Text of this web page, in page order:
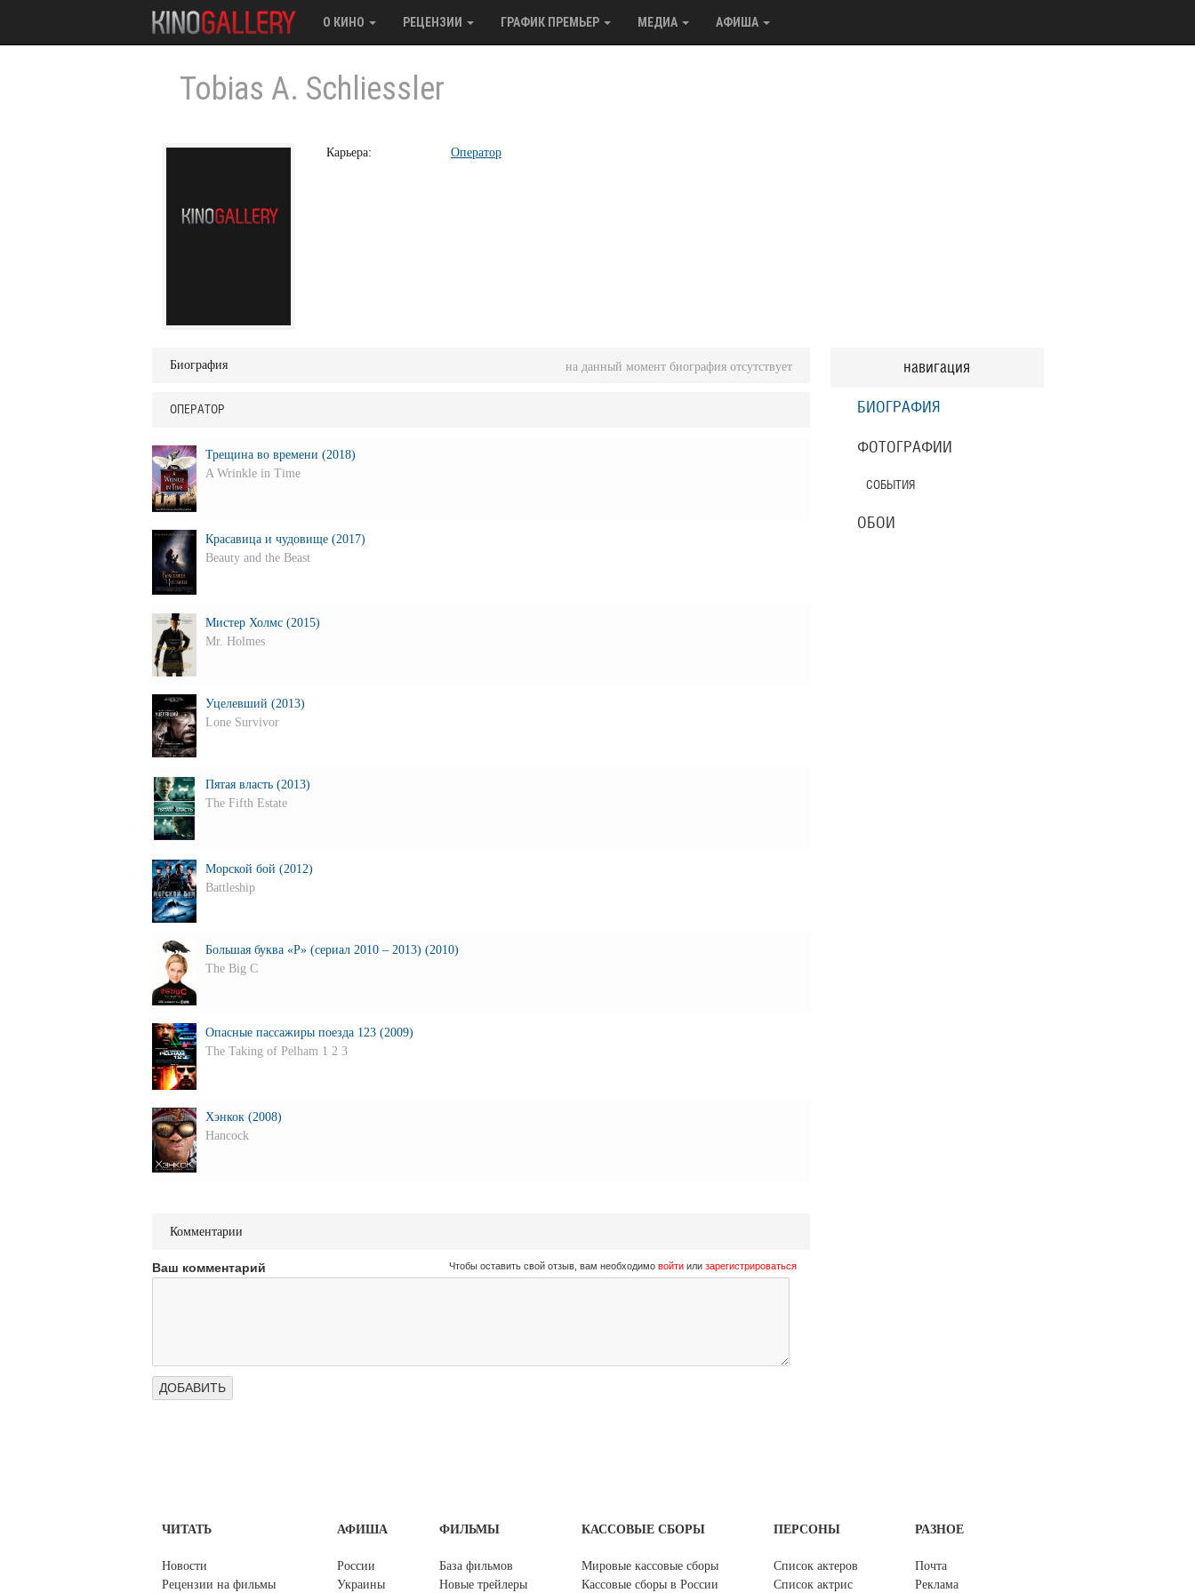
О КИНО РЕЦЕНЗИИ ГРАФИК ПРЕМЬЕР МЕДИА АФИША
Tobias A. Schliessler
Карьера: Оператор
навигация
БИОГРАФИЯ
ФОТОГРАФИИ
СОБЫТИЯ
ОБОИ
Биография на данный момент биография отсутствует
ОПЕРАТОР
Трещина во времени (2018)
A Wrinkle in Time
Красавица и чудовище (2017)
Beauty and the Beast
Мистер Холмс (2015)
Mr. Holmes
Уцелевший (2013)
Lone Survivor
Пятая власть (2013)
The Fifth Estate
Морской бой (2012)
Battleship
Большая буква «Р» (сериал 2010 – 2013) (2010)
The Big C
Опасные пассажиры поезда 123 (2009)
The Taking of Pelham 1 2 3
Хэнкок (2008)
Hancock
Комментарии
Ваш комментарий Чтобы оставить свой отзыв, вам необходимо войтиили зарегистрироваться
ЧИТАТЬ
Новости
Рецензии на фильмы
АФИША
России
Украины
ФИЛЬМЫ
База фильмов
Новые трейлеры
КАССОВЫЕ СБОРЫ
Мировые кассовые сборы
Кассовые сборы в России
ПЕРСОНЫ
Список актеров
Список актрис
РАЗНОЕ
Почта
Реклама